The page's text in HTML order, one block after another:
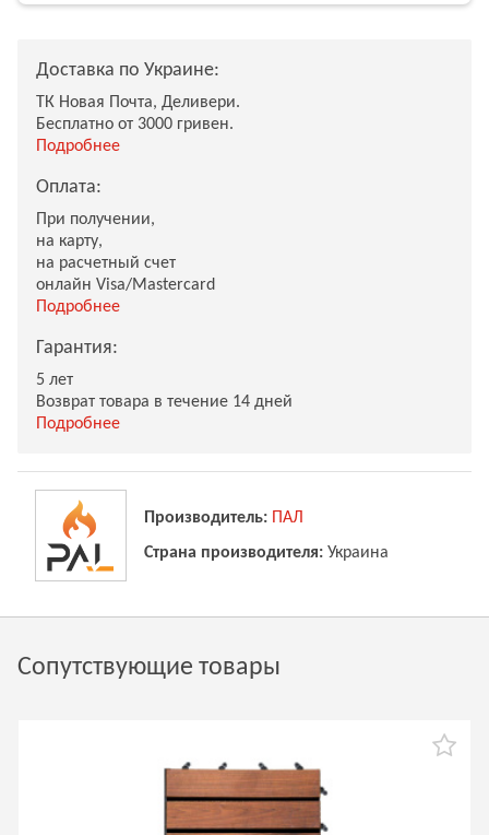
Доставка по Украине:
ТК Новая Почта, Деливери.
Бесплатно от 3000 гривен.
Подробнее
Оплата:
При получении,
на карту,
на расчетный счет
онлайн Visa/Mastercard
Подробнее
Гарантия:
5 лет
Возврат товара в течение 14 дней
Подробнее
Производитель: ПАЛ
Страна производителя: Украина
Сопутствующие товары